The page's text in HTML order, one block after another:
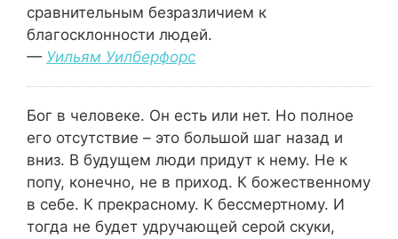
сравнительным безразличием к
благосклонности людей.
— Уильям Уилберфорс
Бог в человеке. Он есть или нет. Но полное
его отсутствие – это большой шаг назад и
вниз. В будущем люди придут к нему. Не к
попу, конечно, не в приход. К божественному
в себе. К прекрасному. К бессмертному. И
тогда не будет удручающей серой скуки,